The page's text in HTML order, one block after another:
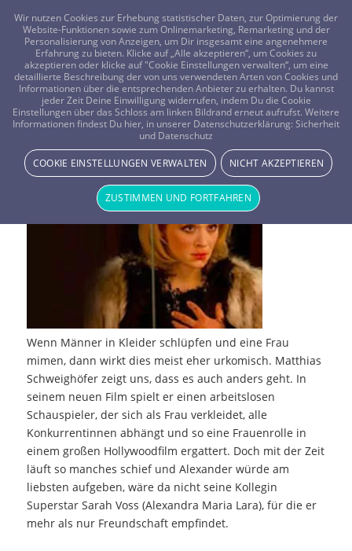
FRAGEN? KOSTENLOS ANRUFEN: 0800-8478266
Matthias Schweighöfer
KINO & FILME HOROSKOPE
Wenn Männer in Kleider schlüpfen und eine Frau
mimen, dann wirkt dies meist eher urkomisch. Matthias
Schweighöfer zeigt uns, dass es auch anders geht. In
seinem neuen Film spielt er einen arbeitslosen
Schauspieler, der sich als Frau verkleidet, alle
Konkurrentinnen abhängt und so eine Frauenrolle in
einem großen Hollywoodfilm ergattert. Doch mit der Zeit
läuft so manches schief und Alexander würde am
liebsten aufgeben, wäre da nicht seine Kollegin
Superstar Sarah Voss (Alexandra Maria Lara), für die er
mehr als nur Freundschaft empfindet.
Wir nutzen Cookies zur Erhebung statistischer Daten, zur Optimierung der
Website-Funktionen sowie zum Onlinemarketing, Remarketing und der
Personalisierung von Anzeigen, um Dir insgesamt eine angenehmere
Erfahrung zu bieten. Klicke auf „Alle akzeptieren“, um Cookies zu
akzeptieren oder klicke auf "Cookie Einstellungen verwalten“, um eine
detaillierte Beschreibung der von uns verwendeten Arten von Cookies und
Informationen über die entsprechenden Anbieter zu erhalten. Du kannst
jeder Zeit Deine Einwilligung widerrufen, indem Du die Cookie
Einstellungen über das Schloss am linken Bildrand erneut aufrufst. Weitere
Informationen findest Du hier, in unserer Datenschutzerklärung: Sicherheit
und Datenschutz
COOKIE EINSTELLUNGEN VERWALTEN NICHT AKZEPTIEREN
ZUSTIMMEN UND FORTFAHREN